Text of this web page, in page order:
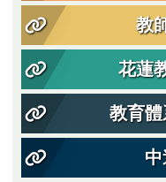
教
花蓮
教育